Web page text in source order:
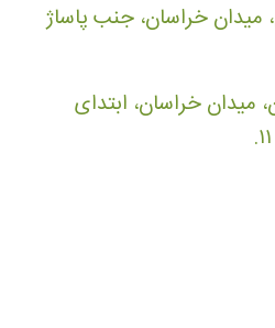
میدان خراسان، جنب پاساژ
میدان خراسان، ابتدای